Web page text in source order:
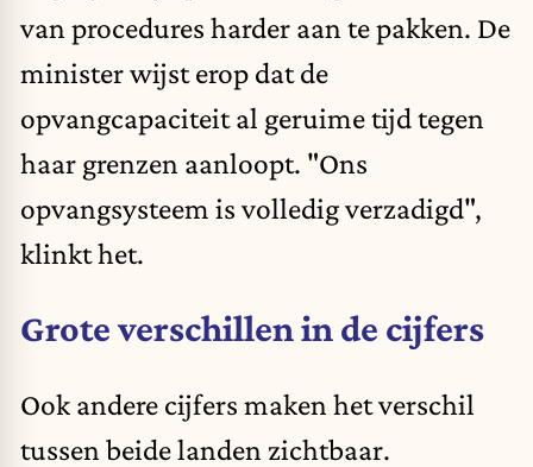
van procedures harder aan te pakken. De
minister wijst erop dat de
opvangcapaciteit al geruime tijd tegen
haar grenzen aanloopt. "Ons
opvangsysteem is volledig verzadigd",
klinkt het.
Grote verschillen in de cijfers
Ook andere cijfers maken het verschil
tussen beide landen zichtbaar.